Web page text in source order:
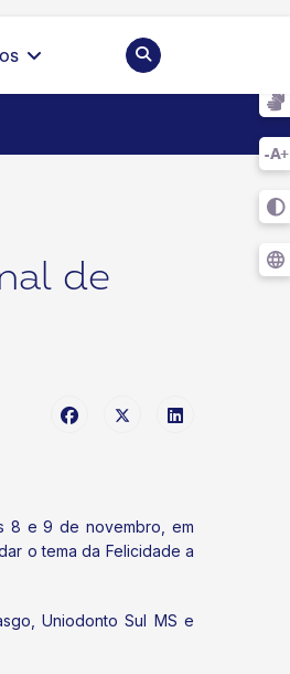
Pesquisar
de
8 e 9 de novembro, em
o tema da Felicidade a
Uniodonto Sul MS e